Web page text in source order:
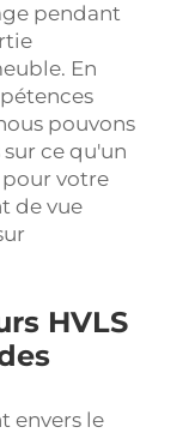
pendant
En
pouvons
ce qu'un
votre
de vue
HVLS
envers le